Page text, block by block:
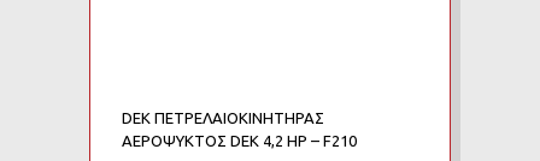
DEK ΠΕΤΡΕΛΑΙΟΚΙΝΗΤΗΡΑΣ
ΑΕΡΟΨΥΚΤΟΣ DEK 4,2 HP – F210